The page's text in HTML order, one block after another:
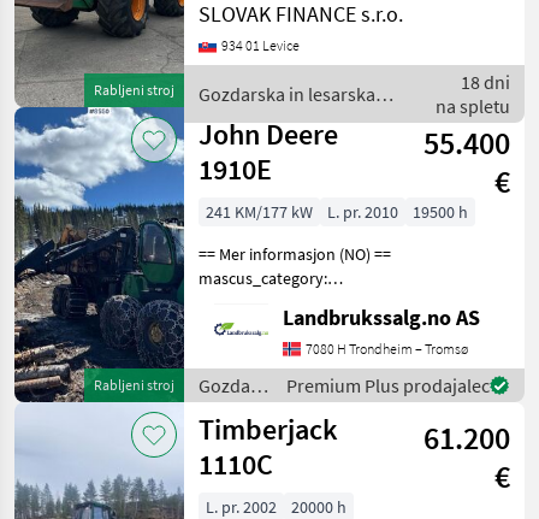
Rabljeni stroj
+ HR EQR120 r.v. 2/2019,
1477 MTH, 116kw,
klimatizácia,
hydromechanická p
SLOVAK FINANCE s.r.o.
934 01 Levice
Gozdarska in lesarska
mehanizacija / Sonstige
18 dni
na spletu
Rabljeni stroj
John Deere
1910E
55.400
€
241 KM/177 kW L. pr. 2010
19500 h
== Mer informasjon (NO) ==
mascus_category:
Please provide reference
number upon request: 8550
See
en.landbrukssalg.no/8550
for more image
Landbrukssalg.no AS
7080 H Trondheim – Tromsø
Gozdarska
in
lesarska
mehanizacija
/ John
Deere
Premium Plus prodajalec
Timberjack
1110C
61.200
€
L. pr. 2002
20000 h